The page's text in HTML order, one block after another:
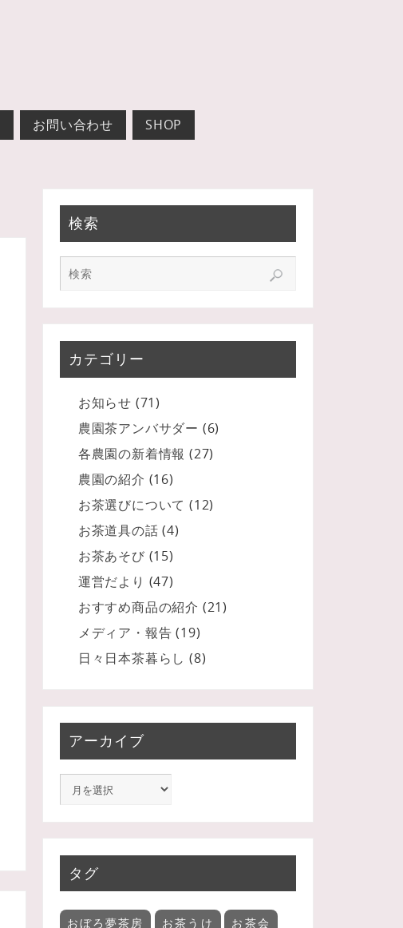
お問い合わせ SHOP
検索
カテゴリー
お知らせ (71)
農園茶アンバサダー (6)
各農園の新着情報 (27)
農園の紹介 (16)
お茶選びについて (12)
お茶道具の話 (4)
お茶あそび (15)
運営だより (47)
おすすめ商品の紹介 (21)
メディア・報告 (19)
日々日本茶暮らし (8)
アーカイブ
タグ
おぼろ夢茶房 お茶うけ お茶会